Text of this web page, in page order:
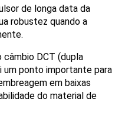
de longa data da
robustez quando a
DCT (dupla
um ponto importante para
em baixas
do material de